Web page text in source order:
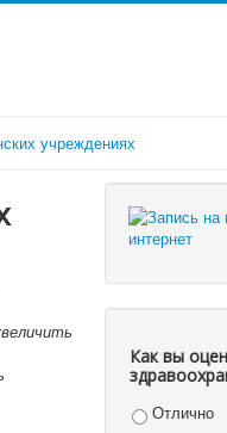
учреждениях
Как вы
Отлично